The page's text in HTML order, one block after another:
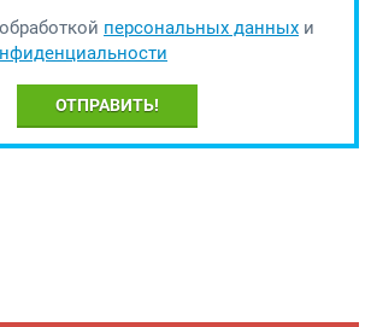
персональных данных и
ОТПРАВИТЬ!